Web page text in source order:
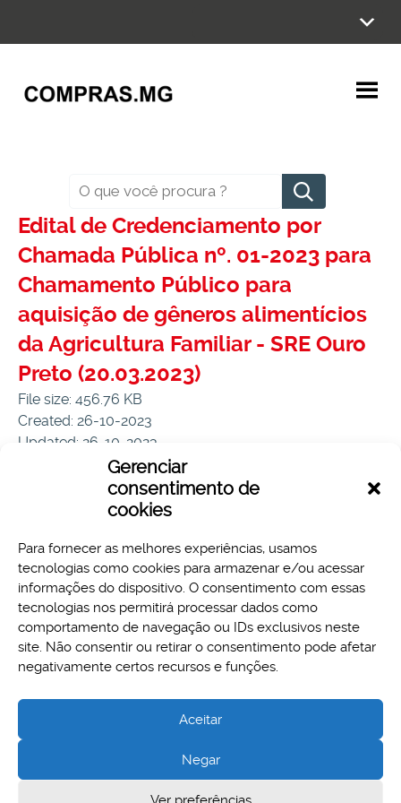
Gerenciar
consentimento de
cookies
Para fornecer as melhores experiências, usamos
tecnologias como cookies para armazenar e/ou acessar
informações do dispositivo. O consentimento com essas
tecnologias nos permitirá processar dados como
comportamento de navegação ou IDs exclusivos neste
site. Não consentir ou retirar o consentimento pode afetar
negativamente certos recursos e funções.
Aceitar
Negar
Pesquisar
Edital de Credenciamento por
Chamada Pública nº. 01-2023 para
Chamamento Público para
aquisição de gêneros alimentícios
da Agricultura Familiar - SRE Ouro
Preto (20.03.2023)
File size: 456.76 KB
Created: 26-10-2023
Updated: 26-10-2023
Download Preview
Aspectos legais e responsabilidades
Política de Privacidade
Cidade Administrativa - Rodovia Papa João Paulo II, 3777 -